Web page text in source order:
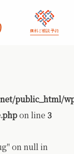
無料ご相談 予約
public_html/
on line 3
on null in